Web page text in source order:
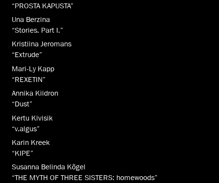
“PROSTA KAPUSTA”
Una Berzina
“Stories. Part I.”
Kristiina Jeromans
“Extrude”
Mari-Ly Kapp
“REXETIN”
Annika Kiidron
“Dust”
Kertu Kivisik
“v.algus”
Karin Kreek
“KIPE”
Susanna Belinda Kõgel
“THE MYTH OF THREE SISTERS: homewoods”